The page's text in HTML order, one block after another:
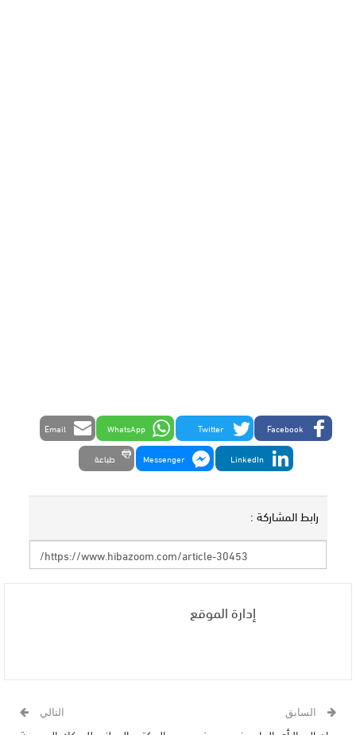
Facebook
Twitter
WhatsApp
Email
LinkedIn
Messenger طباعة
رابط المشاركة :
إدارة الموقع
السابق التالي